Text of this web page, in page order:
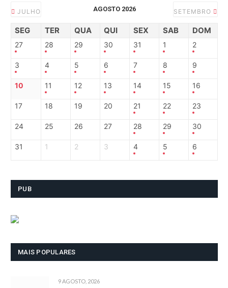
JULHO AGOSTO 2026 SETEMBRO
SEG TER QUA QUI SEX SAB DOM
27 28 29 30 31 1 2
3 4 5 6 7 8 9
10 11 12 13 14 15 16
17 18 19 20 21 22 23
24 25 26 27 28 29 30
31 1 2 3 4 5 6
PUB
MAIS POPULARES
9 AGOSTO, 2026